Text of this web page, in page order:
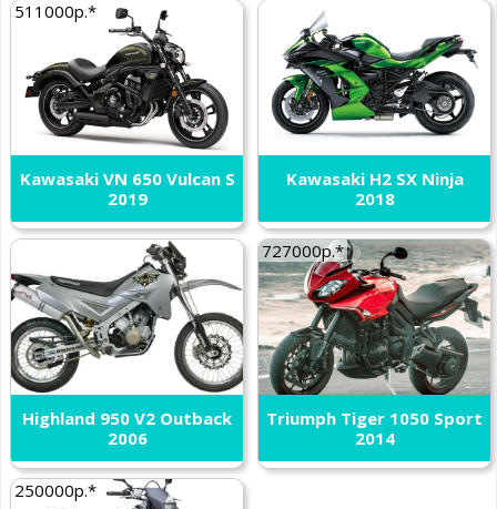
511000р.*
Kawasaki VN 650 Vulcan S
2019
Kawasaki H2 SX Ninja
2018
Highland 950 V2 Outback
2006
727000р.*
Triumph Tiger 1050 Sport
2014
250000р.*